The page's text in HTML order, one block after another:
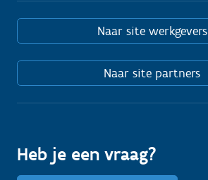
Naar site werkgevers
Naar site partners
Heb je een vraag?